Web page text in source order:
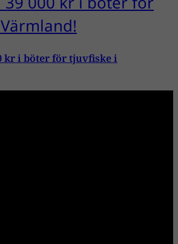
kr i böter för tjuvfiske i